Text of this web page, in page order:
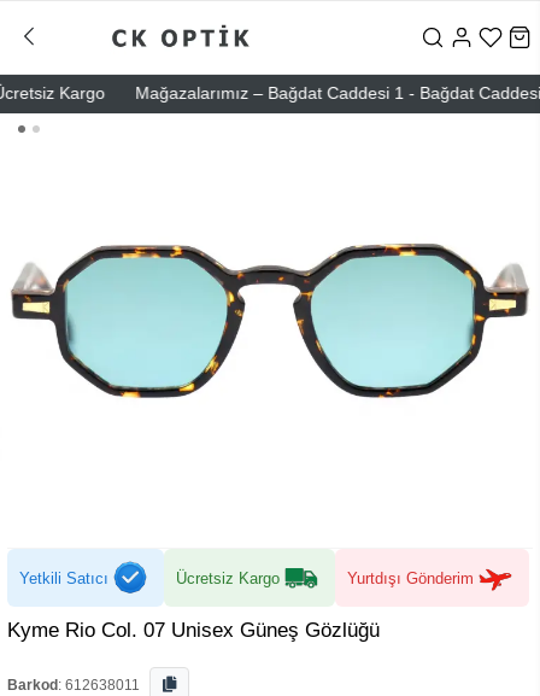
Kargo Mağazalarımız – Bağdat Caddesi 1 - Bağdat Caddesi
Yetkili Satıcı Ücretsiz Kargo Yurtdışı Gönderim
Kyme Rio Col. 07 Unisex Güneş Gözlüğü
Barkod : 612638011